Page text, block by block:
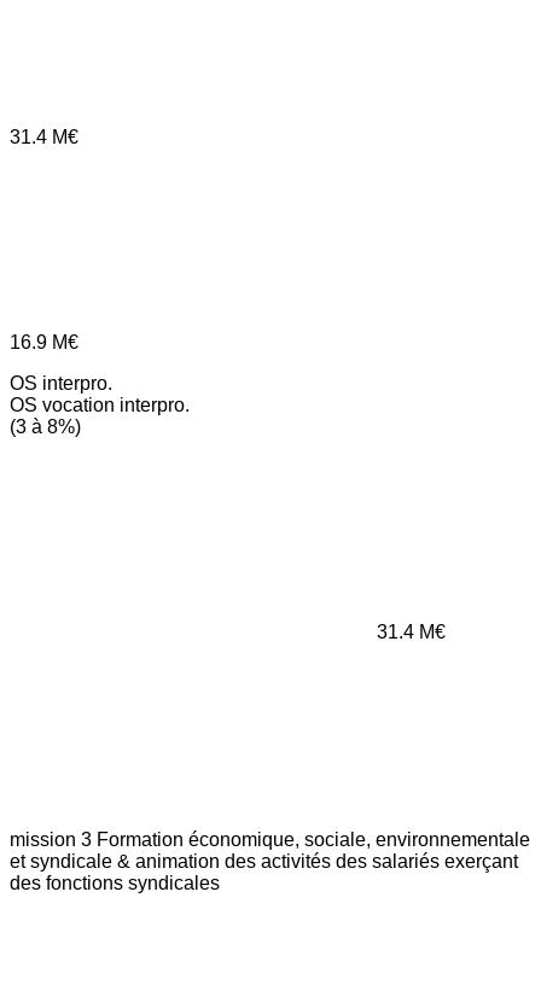
31.4 M€
16.9 M€
OS interpro.
OS vocation interpro.
(3 à 8%)
31.4 M€
mission 3 Formation économique, sociale, environnementale
et syndicale & animation des activités des salariés exerçant
des fonctions syndicales